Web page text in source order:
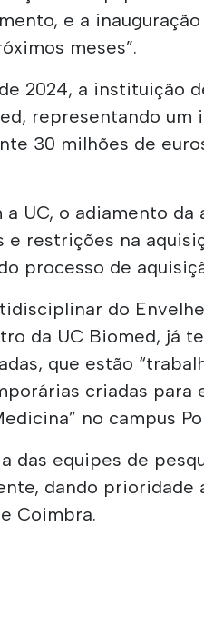
e a
meses”.
2024, a instituição
representando um
30 milhões de
a UC, o adiamento
e restrições na
processo de
do
da UC Biomed, já
que estão
criadas para
no campus
das equipes de
dando prioridade
Coimbra.